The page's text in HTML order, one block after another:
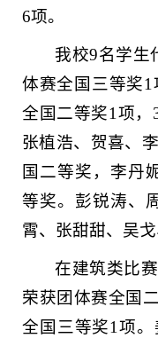
6项。
我校9名学生
体赛全国三等奖1
全国二等奖1项，
张植浩、贺喜、
国二等奖，李丹
等奖。彭锐涛、
霄、张甜甜、吴
在建筑类比
荣获团体赛全国
全国三等奖1项